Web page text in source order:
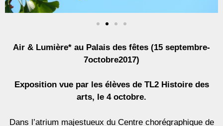
Air & Lumière* au Palais des fêtes (15 septembre-
7octobre2017)
Exposition vue par les élèves de TL2 Histoire des
arts, le 4 octobre.
Dans l’atrium majestueux du Centre chorégraphique de